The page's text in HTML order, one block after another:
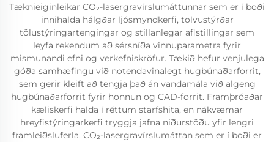
Tæknieiginleikar CO₂-lasergravírslumáttunnar sem er í boði
innihalda hálgðar ljósmyndkerfi, tölvustýrðar
tölustýringartengingar og stillanlegar aflstillingar sem
leyfa rekendum að sérsníða vinnuparametra fyrir
mismunandi efni og verkefniskröfur. Tækið hefur venjulega
góða samhæfingu við notendavinalegt hugbúnaðarforrit,
sem gerir kleift að tengja það án vandamála við algeng
hugbúnaðarforrit fyrir hönnun og CAD-forrit. Framþróaðar
kæliskerfi halda í réttum starfshita, en nákvæmar
hreyfistýringarkerfi tryggja jafna niðurstöðu yfir lengri
framleiðsluferla. CO₂-lasergravírslumáttan sem er í boði er